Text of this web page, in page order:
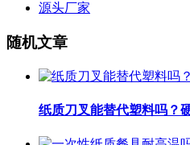
源头厂家
随机文章
纸质刀叉能替代塑料吗？